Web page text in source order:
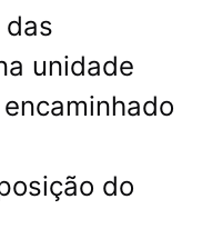
unidade
do